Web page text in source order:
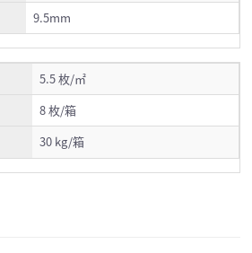
9.5mm
5.5 枚/㎡
8 枚/箱
30 kg/箱